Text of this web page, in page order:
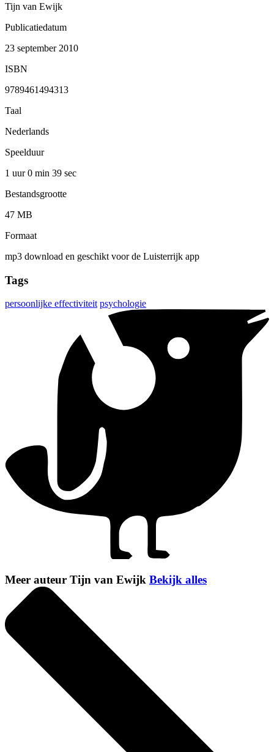
Tijn van Ewijk
Publicatiedatum
23 september 2010
ISBN
9789461494313
Taal
Nederlands
Speelduur
1 uur 0 min 39 sec
Bestandsgrootte
47 MB
Formaat
mp3 download en geschikt voor de Luisterrijk app
Tags
persoonlijke effectiviteit psychologie
Meer auteur Tijn van Ewijk Bekijk alles